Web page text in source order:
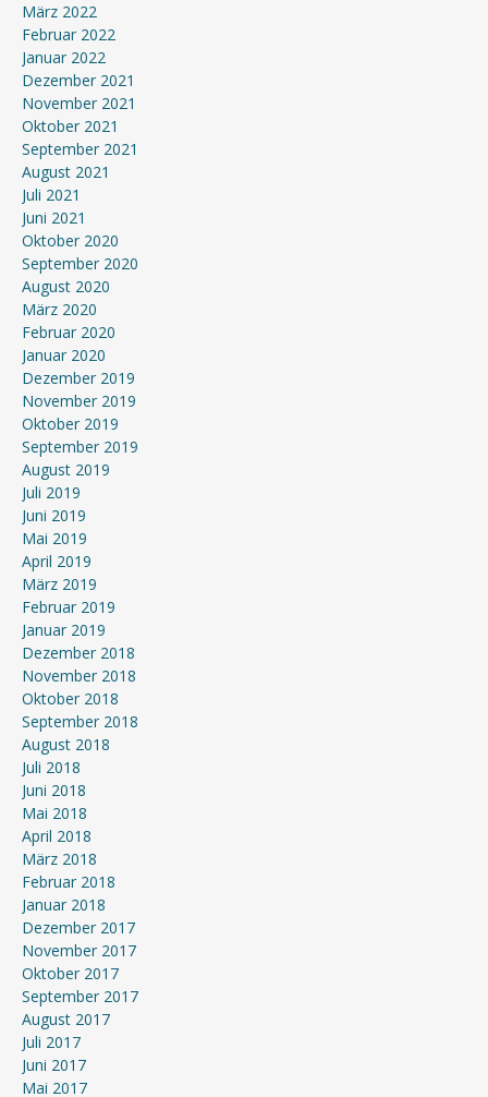
März 2022
Februar 2022
Januar 2022
Dezember 2021
November 2021
Oktober 2021
September 2021
August 2021
Juli 2021
Juni 2021
Oktober 2020
September 2020
August 2020
März 2020
Februar 2020
Januar 2020
Dezember 2019
November 2019
Oktober 2019
September 2019
August 2019
Juli 2019
Juni 2019
Mai 2019
April 2019
März 2019
Februar 2019
Januar 2019
Dezember 2018
November 2018
Oktober 2018
September 2018
August 2018
Juli 2018
Juni 2018
Mai 2018
April 2018
März 2018
Februar 2018
Januar 2018
Dezember 2017
November 2017
Oktober 2017
September 2017
August 2017
Juli 2017
Juni 2017
Mai 2017